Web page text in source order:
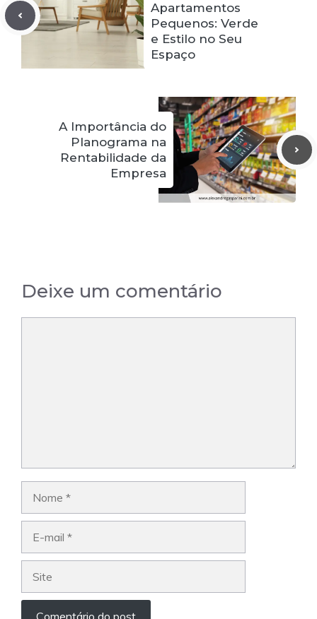
Apartamentos
Pequenos: Verde
e Estilo no Seu
Espaço
A Importância do
Planograma na
Rentabilidade da
Empresa
Deixe um comentário